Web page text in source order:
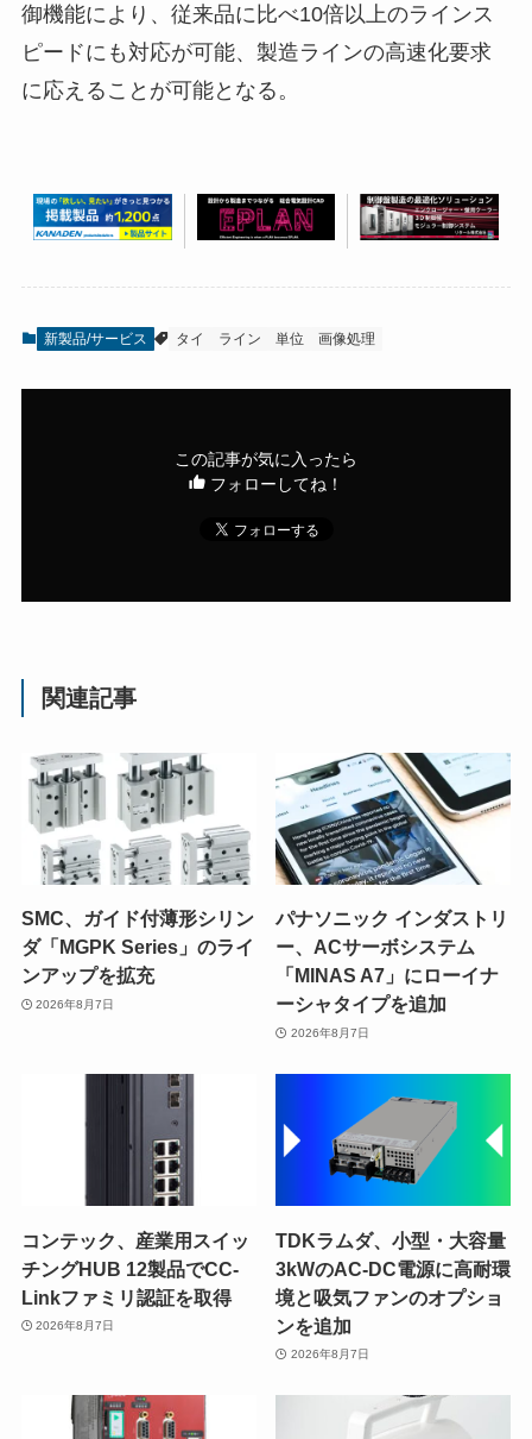
御機能により、従来品に比べ10倍以上のラインス
ピードにも対応が可能、製造ラインの高速化要求
に応えることが可能となる。
新製品/サービス タイ ライン 単位 画像処理
この記事が気に入ったら
フォローしてね！
関連記事
SMC、ガイド付薄形シリン
ダ「MGPK Series」のライ
ンアップを拡充
2026年8月7日
パナソニック インダストリ
ー、ACサーボシステム
「MINAS A7」にローイナ
ーシャタイプを追加
2026年8月7日
コンテック、産業用スイッ
チングHUB 12製品でCC-
Linkファミリ認証を取得
2026年8月7日
TDKラムダ、小型・大容量
3kWのAC-DC電源に高耐環
境と吸気ファンのオプショ
ンを追加
2026年8月7日